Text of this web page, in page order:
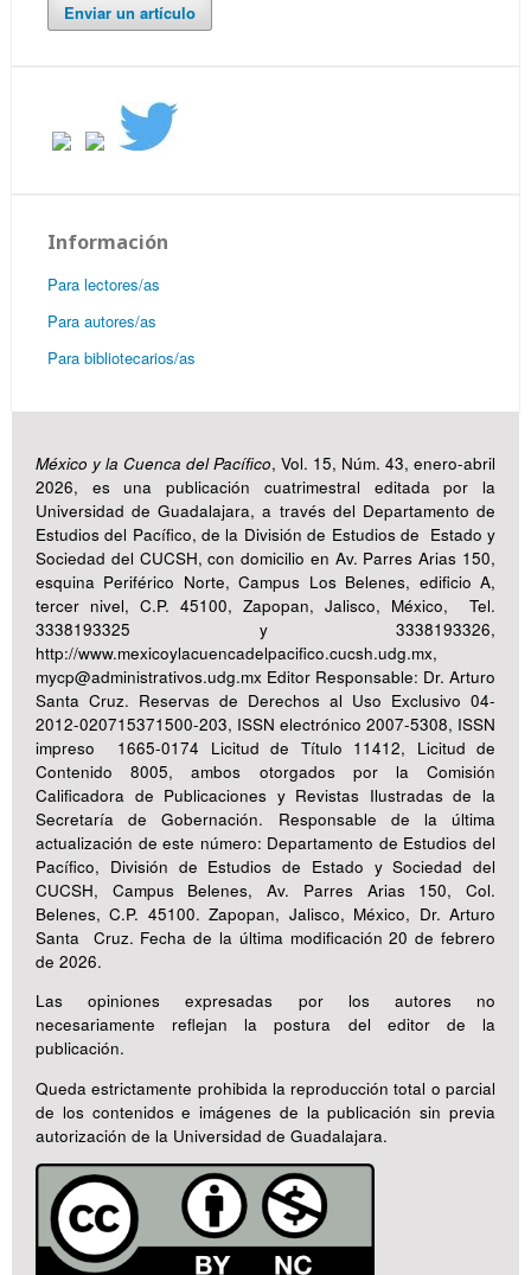
Enviar un artículo
Información
Para lectores/as
Para autores/as
Para bibliotecarios/as
México y la Cuenca del Pacífico, Vol. 15, Núm. 43, enero-abril
2026, es una publicación cuatrimestral editada por la
Universidad de Guadalajara, a través del Departamento de
Estudios del Pacífico, de la División de Estudios de Estado y
Sociedad del CUCSH, con domicilio en Av. Parres Arias 150,
esquina Periférico Norte, Campus Los Belenes, edificio A,
tercer nivel, C.P. 45100, Zapopan, Jalisco, México, Tel.
3338193325 y 3338193326,
http://www.mexicoylacuencadelpacifico.cucsh.udg.mx,
mycp@administrativos.udg.mx Editor Responsable: Dr. Arturo
Santa Cruz. Reservas de Derechos al Uso Exclusivo 04-
2012-020715371500-203, ISSN electrónico 2007-5308, ISSN
impreso 1665-0174 Licitud de Título 11412, Licitud de
Contenido 8005, ambos otorgados por la Comisión
Calificadora de Publicaciones y Revistas Ilustradas de la
Secretaría de Gobernación. Responsable de la última
actualización de este número: Departamento de Estudios del
Pacífico, División de Estudios de Estado y Sociedad del
CUCSH, Campus Belenes, Av. Parres Arias 150, Col.
Belenes, C.P. 45100. Zapopan, Jalisco, México, Dr. Arturo
Santa Cruz. Fecha de la última modificación 20 de febrero
de 2026.
Las opiniones expresadas por los autores no
necesariamente reflejan la postura del editor de la
publicación.
Queda estrictamente prohibida la reproducción total o parcial
de los contenidos e imágenes de la publicación sin previa
autorización de la Universidad de Guadalajara.